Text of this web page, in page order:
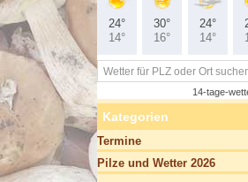
Kategorien
Termine
Pilze und Wetter 2026